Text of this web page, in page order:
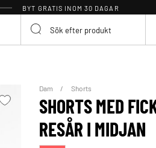
BYT GRATIS INOM 30 DAGAR
Dam Shorts
SHORTS MED
RESÅR I MIDJAN